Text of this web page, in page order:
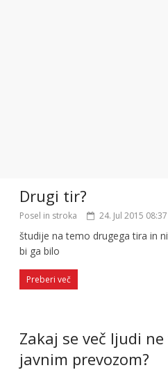
Drugi tir?
Posel in stroka 24. Jul 2015 08:37
študije na temo drugega tira in
bi ga bilo
Preberi več
Zakaj se več ljudi
javnim prevozom?